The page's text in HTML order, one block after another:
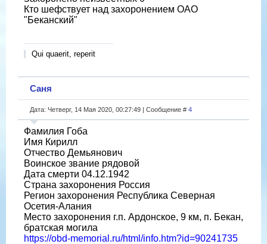
Кто шефствует над захоронением ОАО
"Беканский"
Qui quaerit, reperit
Саня
Дата: Четверг, 14 Мая 2020, 00:27:49 | Сообщение # 4
Фамилия Гоба
Имя Кирилл
Отчество Демьянович
Воинское звание рядовой
Дата смерти 04.12.1942
Страна захоронения Россия
Регион захоронения Республика Северная
Осетия-Алания
Место захоронения г.п. Ардонское, 9 км, п. Бекан,
братская могила
https://obd-memorial.ru/html/info.htm?id=90241735